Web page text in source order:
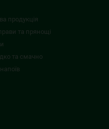
продукція
та прянощі
та смачно